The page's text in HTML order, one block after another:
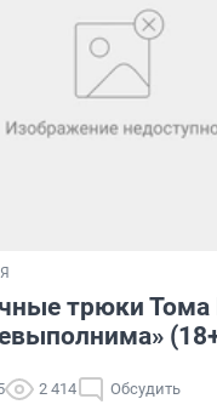
трюки Тома
2 414 Обсудить